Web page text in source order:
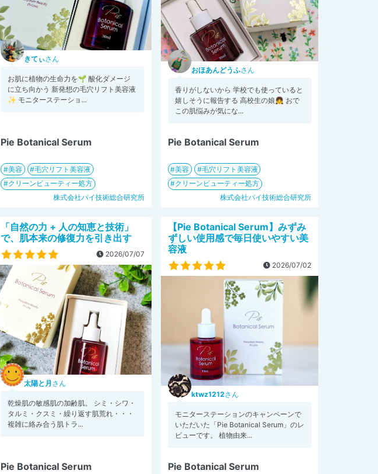
きてぃさん
お肌に植物の生命力を🌱 酸化ダメージ
に立ち向かう 新発想の毛穴リフト美容液
✨ モニターステーショ...
Pie Botanical Serum
美容
毛穴リフト美容液
クリーンビューティー処方
株式会社パイ技術総合研究所
おほあんどうふさん
香りがしないから 学校でも使っていると
嬉しそうに報告する 高校生の娘👧 おで
この肌悩みが気にな...
Pie Botanical Serum
美容
毛穴リフト美容液
クリーンビューティー処方
株式会社パイ技術総合研究所
「自然の力 + 人の知恵と技術」
で、肌本来の修復力を引き出す
2026/07/07
太陽と月 さん
乾燥肌の敏感肌の加齢肌。 シミ・シワ・
タルミ・クスミ・繰り返す肌荒れ・・・
複雑に絡み合う肌トラ...
Pie Botanical Serum
【Pie Botanical Serum】みずみ
ずしい使用感で毎日使いやすい美
容液
2026/07/02
ktwz1212さん
モニターステーションのキャンペーンで
いただいた「Pie Botanical Serum」のレ
ビューです。 植物由来...
Pie Botanical Serum